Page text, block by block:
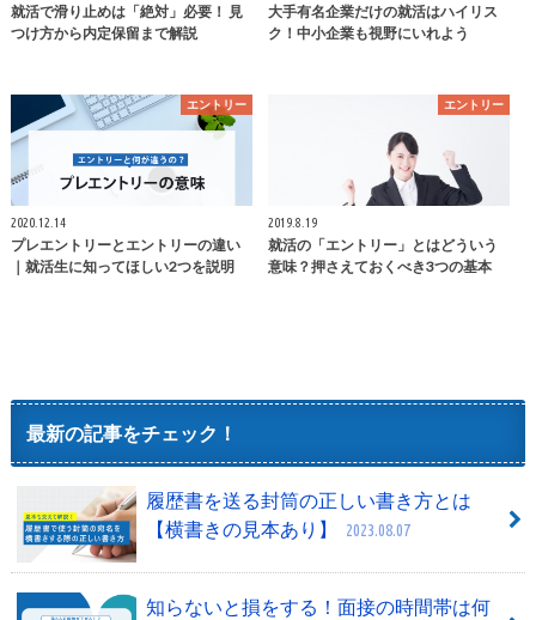
就活で滑り止めは「絶対」必要！ 見
つけ方から内定保留まで解説
大手有名企業だけの就活はハイリス
ク！中小企業も視野にいれよう
エントリー
2020.12.14
プレエントリーとエントリーの違い
｜就活生に知ってほしい2つを説明
エントリー
2019.8.19
就活の「エントリー」とはどういう
意味？押さえておくべき3つの基本
最新の記事をチェック！
履歴書を送る封筒の正しい書き方とは
【横書きの見本あり】
2023.08.07
知らないと損をする！面接の時間帯は何